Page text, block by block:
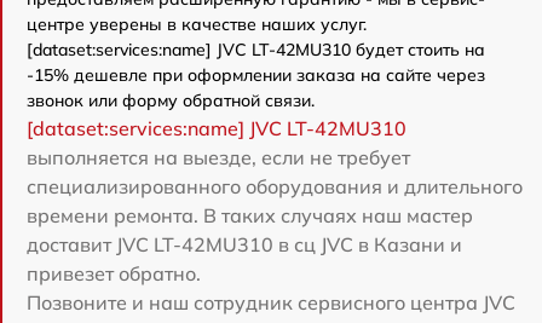
центре уверены в качестве наших услуг.
[dataset:services:name] JVC LT-42MU310 будет стоить на
-15% дешевле при оформлении заказа на сайте через
звонок или форму обратной связи.
[dataset:services:name] JVC LT-42MU310
выполняется на выезде, если не требует
специализированного оборудования и длительного
времени ремонта. В таких случаях наш мастер
доставит JVC LT-42MU310 в сц JVC в Казани и
привезет обратно.
Позвоните и наш сотрудник сервисного центра JVC